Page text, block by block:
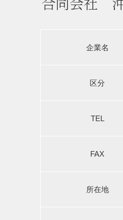
企業名
区分
TEL
FAX
所在地